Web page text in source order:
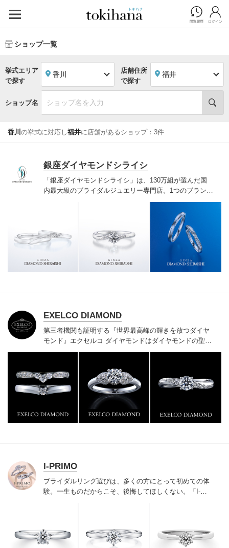
ショップ一覧
挙式エリア
で探す
香川
店舗住所
で探す
福井
ショップ名
香川 の挙式に対応し福井に店舗があるショップ：3件
銀座ダイヤモンドシライシ
「銀座ダイヤモンドシライシ」は、130万組が選んだ国
内最大級のブライダルジュエリー専門店。1つのブランド
では国内最大級の700種類以上の豊富なデザインを取り
揃え、ふたりの「似合う」と「好き」を同時に叶えた満
足の選択ができる指輪をご提案しています。多くのお客
様にご満足いただけている、一生身に着けるための指輪
のクオリティや購入後のアフターサービスをぜひ一度店
頭でお確かめください。
EXELCO DIAMOND
第三者機関も証明する『世界最高峰の輝きを放つダイヤ
モンド』 エクセルコ ダイヤモンドはダイヤモンドの聖地
ベルギー発祥で200年以上の歴史がある真のカッターズ
門店としてリングのデザインや品質にもこだわっていま
す。おふたりに本物の輝きを一生身に着けていただきた
い想いで「ヴァージン・ダイヤモンド」「ハードプラチ
ナ」「保証内容」にこだわっています。
I-PRIMO
ブライダルリング選びは、多くの方にとって初めての体
験。一生ものだからこそ、後悔してほしくない。「I-
でお待ちしております。リング選びの最初の一歩をご一
緒に。まずは、アイプリモへ。